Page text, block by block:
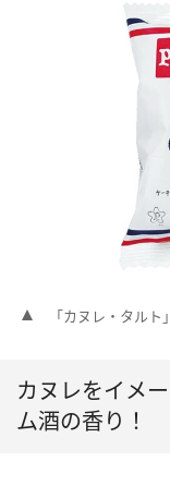
「カヌレ・タルト」
カヌレをイメ
ム酒の香り！